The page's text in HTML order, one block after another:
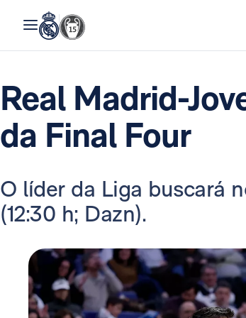
Real Madrid-
da Final Four
O líder da Liga buscará
(12:30 h; Dazn).